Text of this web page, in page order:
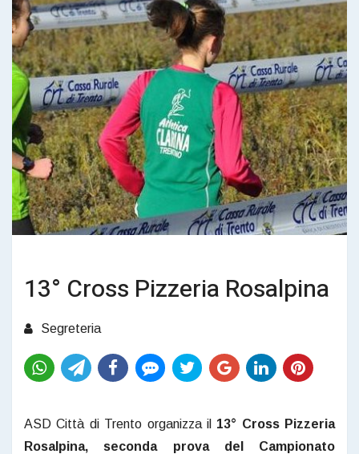
13° Cross Pizzeria Rosalpina
Segreteria
ASD Città di Trento organizza il 13° Cross Pizzeria
Rosalpina, seconda prova del Campionato